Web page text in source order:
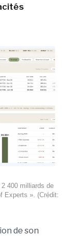
400 milliards de
Experts ». (Crédit:
de son